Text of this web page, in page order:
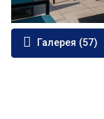
Галерея (57)